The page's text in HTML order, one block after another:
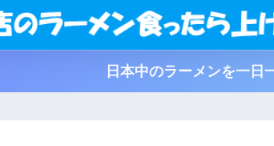
日本中のラーメンを一日